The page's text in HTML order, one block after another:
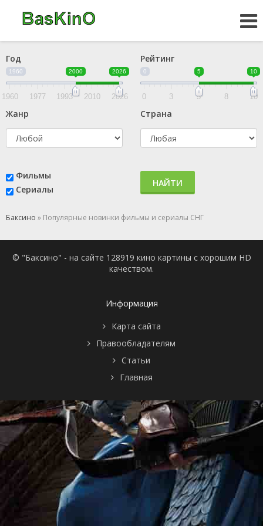
Год
1960 2000 2026
1960 1977 1993 2010 2026
Рейтинг
0 5 10
0 3 5 8 10
Жанр Страна
Фильмы
Сериалы
НАЙТИ
Баксино » Популярные новинки фильмы и сериалы СНГ
© "Баксино" - на сайте 128919 кино картины с хорошим HD
качеством.
Информация
Карта сайта
Правообладателям
Статьи
Главная